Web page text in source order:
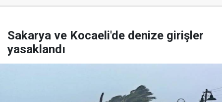
Sakarya ve Kocaeli'de denize girişler
yasaklandı